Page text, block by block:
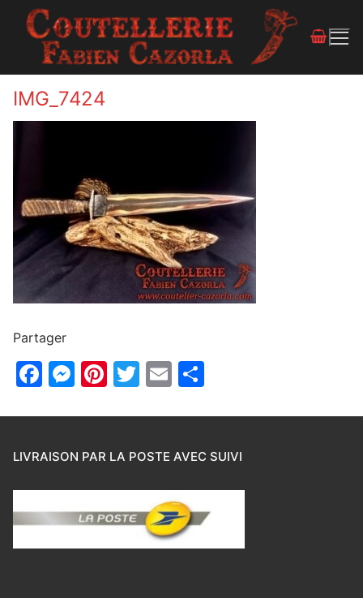
IMG_7424
Partager
Facebook
Messenger
Pinterest
Twitter
Email
LIVRAISON PAR LA POSTE AVEC SUIVI